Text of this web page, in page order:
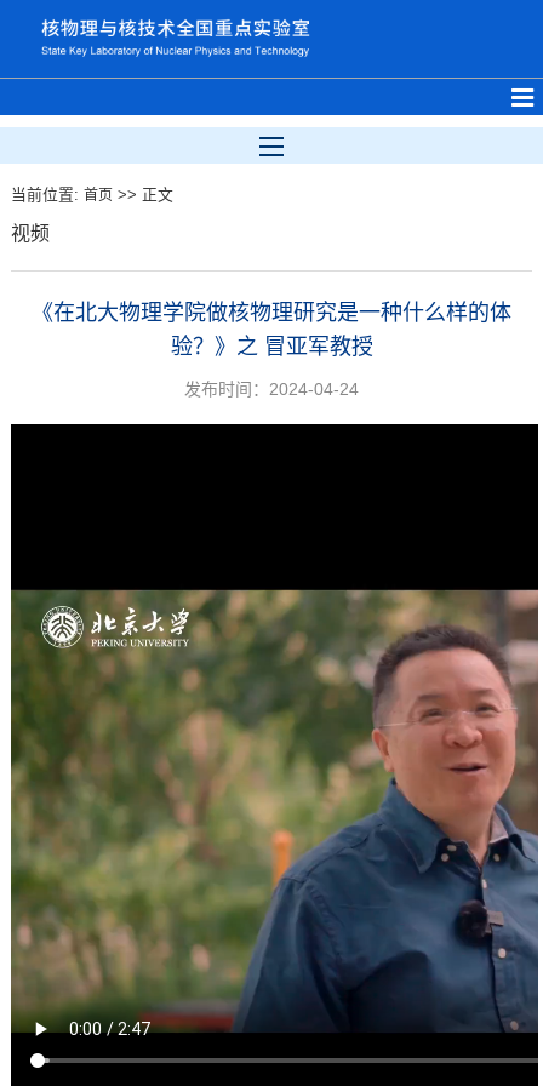
当前位置: 首页>> 正文
视频
《在北大物理学院做核物理研究是一种什么样的体
验？》之 冒亚军教授
发布时间：2024-04-24